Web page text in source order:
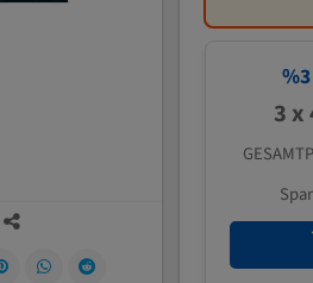
%3
3 x